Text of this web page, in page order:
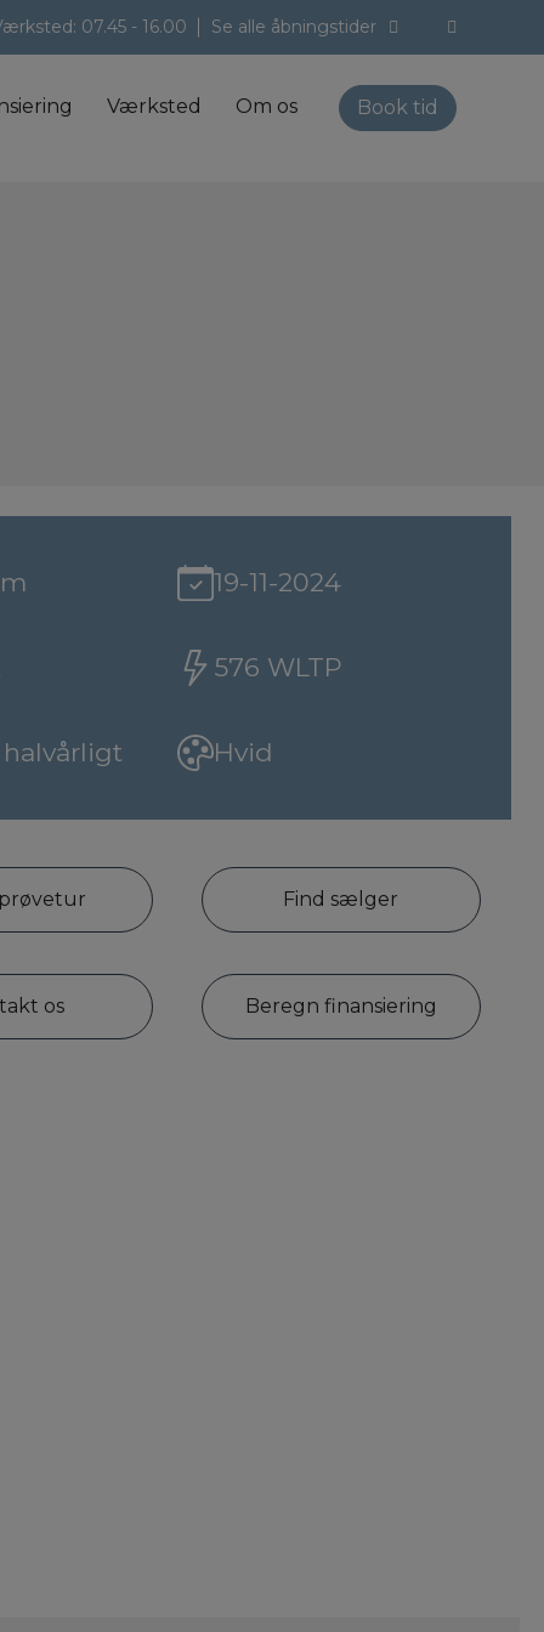
07.45 - 16.00 Se alle åbningstider
Værksted Om os Book tid
19-11-2024
576 WLTP
Hvid
Find sælger
os Beregn finansiering